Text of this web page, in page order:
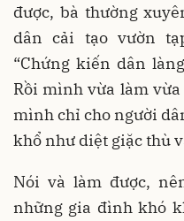
được, bà thường
dân cải tạo vườn
“Chứng kiến dân
Rồi mình vừa làm
mình chỉ cho người
khổ như diệt giặc thù
Nói và làm được,
những gia đình khó